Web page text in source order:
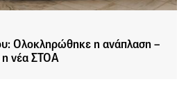
Ολοκληρώθηκε η ανάπλαση –
η νέα ΣΤΟΑ